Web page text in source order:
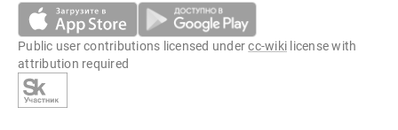
Public user contributions licensed undercc-wiki license with
attribution required